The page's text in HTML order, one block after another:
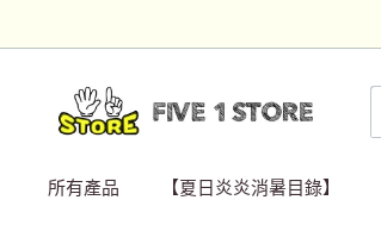
到
Five
所有產品 【夏日炎炎消暑目錄】